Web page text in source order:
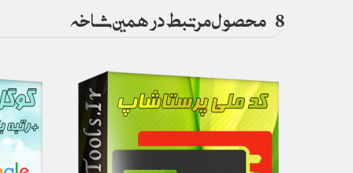
8 محصول مرتبط در همین شاخه